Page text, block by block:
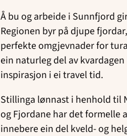
Å bu og arbeide i Sunnfjord
Regionen byr på djupe
perfekte omgjevnader for
ein naturleg del av
inspirasjon i ei travel tid.
Stillinga lønnast i henhold til
og Fjordane har det formelle
innebere ein del kveld- og